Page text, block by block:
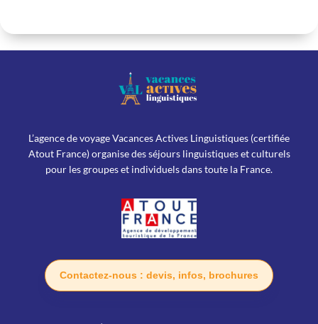
L’agence de voyage Vacances Actives Linguistiques (certifiée
Atout France) organise des séjours linguistiques et culturels
pour les groupes et individuels dans toute la France.
Contactez-nous : devis, infos, brochures